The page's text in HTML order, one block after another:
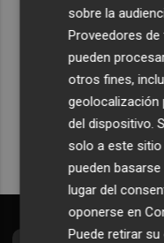
Recibe
Plaza
sobre la
Proveedores
pueden
otros fines,
del dispositivo.
solo a este
pueden
lugar del
oponerse en
Puede retirar